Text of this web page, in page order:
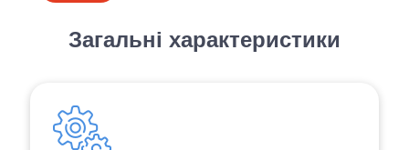
Загальні характеристики